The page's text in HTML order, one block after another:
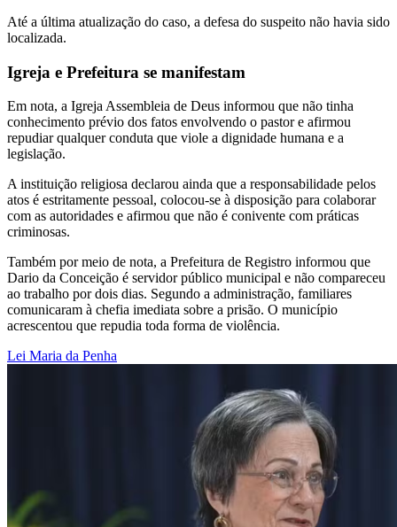
Até a última atualização do caso, a defesa do suspeito não havia sido
localizada.
Igreja e Prefeitura se manifestam
Em nota, a Igreja Assembleia de Deus informou que não tinha
conhecimento prévio dos fatos envolvendo o pastor e afirmou
repudiar qualquer conduta que viole a dignidade humana e a
legislação.
A instituição religiosa declarou ainda que a responsabilidade pelos
atos é estritamente pessoal, colocou-se à disposição para colaborar
com as autoridades e afirmou que não é conivente com práticas
criminosas.
Também por meio de nota, a Prefeitura de Registro informou que
Dario da Conceição é servidor público municipal e não compareceu
ao trabalho por dois dias. Segundo a administração, familiares
comunicaram à chefia imediata sobre a prisão. O município
acrescentou que repudia toda forma de violência.
Lei Maria da Penha